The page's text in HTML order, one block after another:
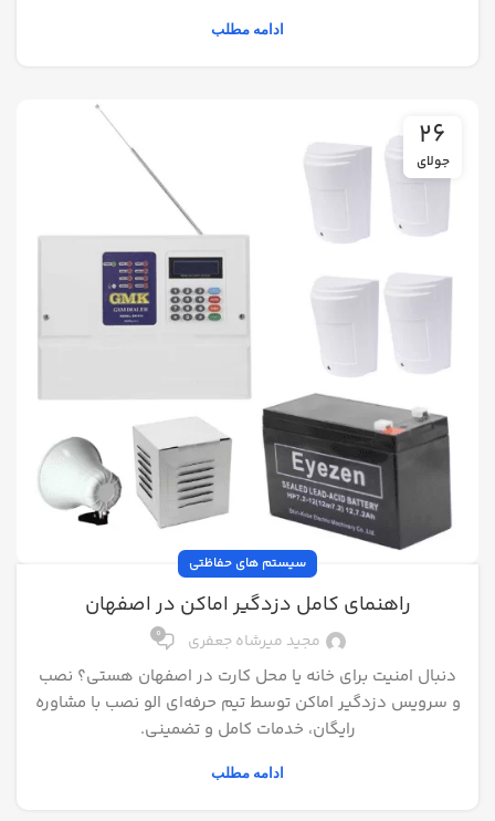
ادامه مطلب
26
جولای
سیستم های حفاظتی
راهنمای کامل دزدگیر اماکن در اصفهان
مجید میرشاه جعفری 0
دنبال امنیت برای خانه یا محل کارت در اصفهان هستی؟ نصب
و سرویس دزدگیر اماکن توسط تیم حرفه‌ای الو نصب با مشاوره
رایگان، خدمات کامل و تضمینی.
ادامه مطلب